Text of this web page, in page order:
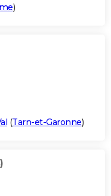
)
(Tarn-et-Garonne)